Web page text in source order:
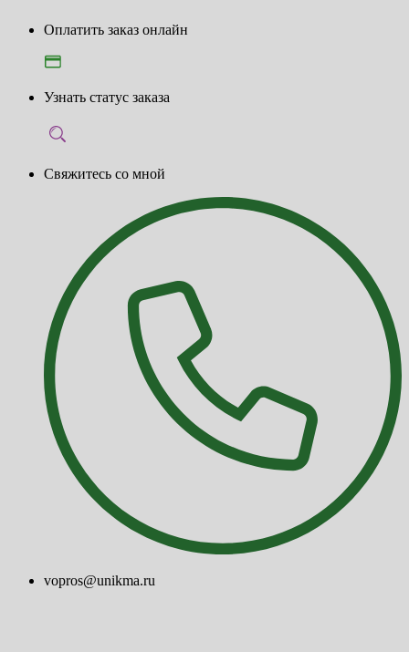
Оплатить заказ онлайн
Узнать статус заказа
Свяжитесь со мной
vopros@unikma.ru